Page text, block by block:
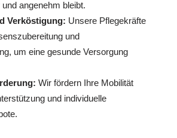
angenehm bleibt.
Verköstigung: Unsere Pflegekräfte
und
um eine gesunde Versorgung
Wir fördern Ihre Mobilität
und individuelle